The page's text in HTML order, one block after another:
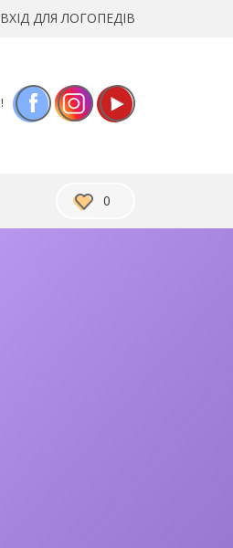
ВХІД ДЛЯ ЛОГОПЕДІВ
0